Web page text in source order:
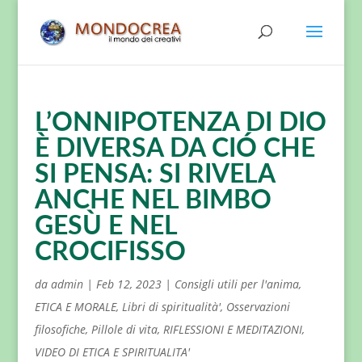
L’ONNIPOTENZA DI DIO
È DIVERSA DA CIÓ CHE
SI PENSA: SI RIVELA
ANCHE NEL BIMBO
GESÙ E NEL
CROCIFISSO
da admin| Feb 12, 2023| Consigli utili per l'anima,
ETICA E MORALE, Libri di spiritualità', Osservazioni
filosofiche, Pillole di vita, RIFLESSIONI E MEDITAZIONI,
VIDEO DI ETICA E SPIRITUALITA'